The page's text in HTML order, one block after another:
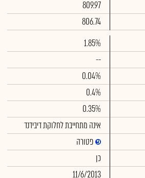
809.97
806.74
1.85%
--
0.04%
0.4%
0.35%
אינה מתחייבת לחלוקת דיבידנד
פטורה
כן
11/6/2013